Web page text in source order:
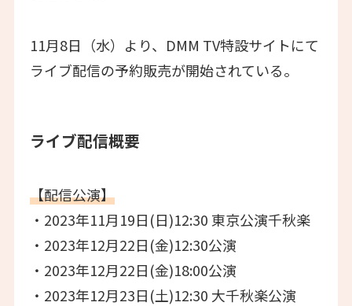
11月8日（水）より、DMM TV特設サイトにて
ライブ配信の予約販売が開始されている。
ライブ配信概要
【配信公演】
・2023年11月19日(日)12:30 東京公演千秋楽
・2023年12月22日(金)12:30公演
・2023年12月22日(金)18:00公演
・2023年12月23日(土)12:30 大千秋楽公演